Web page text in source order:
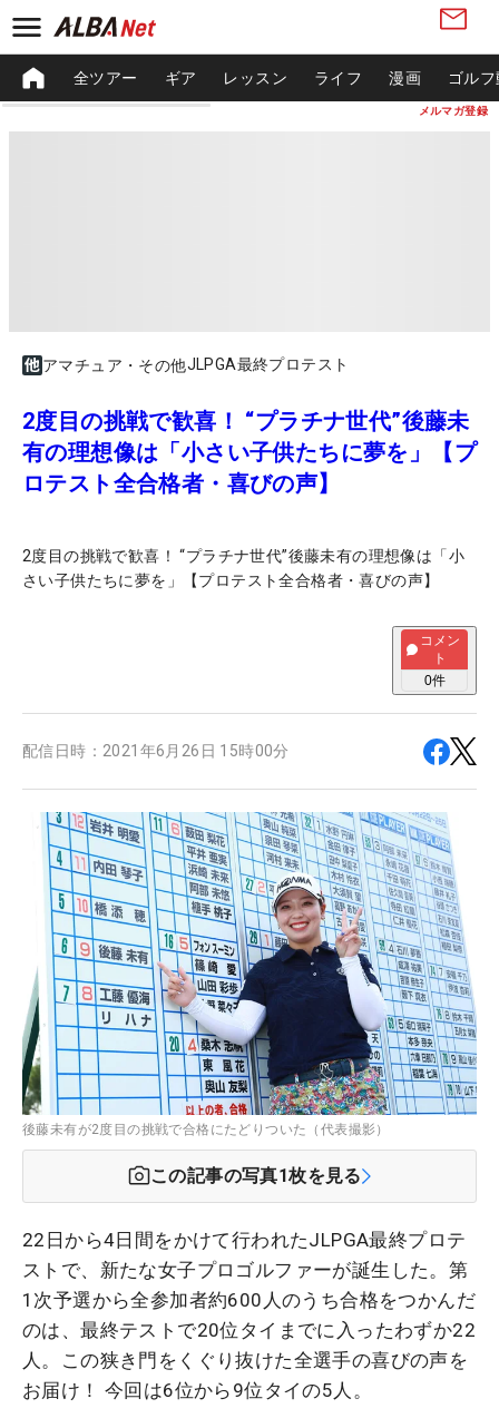
メルマガ登録
全ツアー ギア レッスン ライフ 漫画 ゴル
アマチュア・その他JLPGA最終プロテスト
2度目の挑戦で歓喜！ “プラチナ世代”後藤未
有の理想像は「小さい子供たちに夢を」【プ
ロテスト全合格者・喜びの声】
2度目の挑戦で歓喜！ “プラチナ世代”後藤未有の理想像は「小
さい子供たちに夢を」【プロテスト全合格者・喜びの声】
コメン
ト
0件
配信日時： 2021年6月26日 15時00分
後藤未有が2度目の挑戦で合格にたどりついた（代表撮影）
この記事の写真1枚を見る
22日から4日間をかけて行われたJLPGA最終プロテ
ストで、新たな女子プロゴルファーが誕生した。第
1次予選から全参加者約600人のうち合格をつかんだ
のは、最終テストで20位タイまでに入ったわずか22
人。この狭き門をくぐり抜けた全選手の喜びの声を
お届け！ 今回は6位から9位タイの5人。